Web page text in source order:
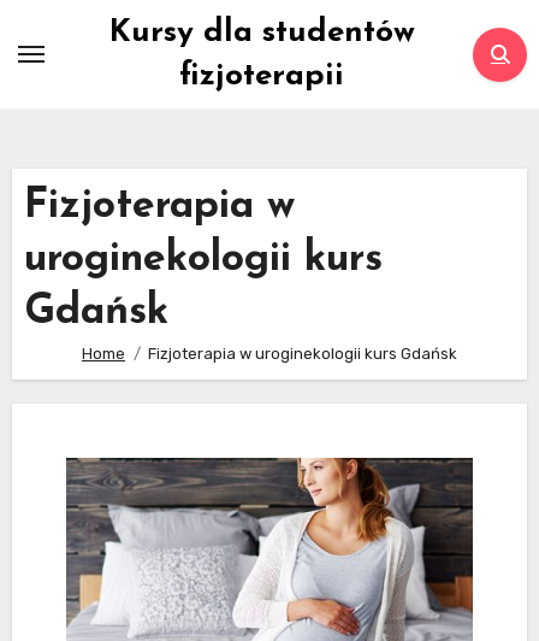
Kursy dla studentów
fizjoterapii
Fizjoterapia w
uroginekologii kurs
Gdańsk
Home Fizjoterapia w uroginekologii kurs Gdańsk